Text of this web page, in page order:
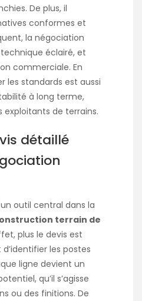
De plus, il
conformes et
la négociation
éclairé, et
commerciale. En
les standards est aussi
à long terme,
de terrains.
détaillé
outil central dans la
terrain de
plus le devis est
les postes
ligne devient un
qu’il s’agisse
ou des finitions. De